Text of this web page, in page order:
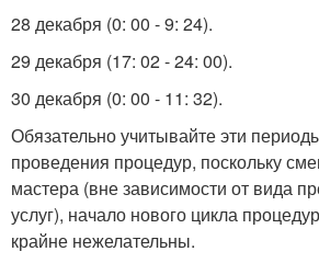
28 декабря (0: 00 - 9: 24).
29 декабря (17: 02 - 24: 00).
30 декабря (0: 00 - 11: 32).
Обязательно учитывайте эти
проведения процедур, поскольку
мастера (вне зависимости от вида
услуг), начало нового цикла
крайне нежелательны.